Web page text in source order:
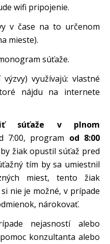
wifi pripojenie.
v čase na to určenom
mieste).
súťaže.
využívajú: vlastné
nájdu na internete
súťaže v plnom
7:00, program od 8:00
žiak opustil súťaž pred
tím by sa umiestnil
miest, tento žiak
nie je možné, v prípade
nárokovať.
nejasností alebo
konzultanta alebo